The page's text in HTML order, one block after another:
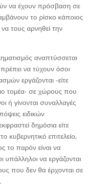
να έχουν πρόσβαση σε
το ρίσκο κάποιος
τους αρνηθεί την
αναπτύσσεται
να τύχουν όσοι
εργάζονται -είτε
τομέα- σε χώρους που
ή γίνονται συναλλαγές
ειδικών
δημόσια είτε
κυβερνητικό επιτελείο,
το παρόν είναι να
υπάλληλοι να εργάζονται
που δεν θα έρχονται σε